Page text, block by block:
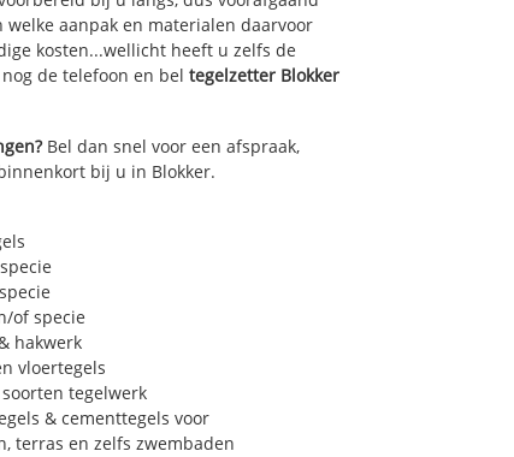
aanpak en materialen daarvoor
kosten...wellicht heeft u zelfs de
de telefoon en bel tegelzetter Blokker
Bel dan snel voor een afspraak,
bij u in Blokker.
of specie
hakwerk
vloertegels
tegelwerk
& cementtegels voor
terras en zelfs zwembaden